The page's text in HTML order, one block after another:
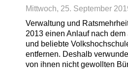
Mittwoch, 25. September
Verwaltung und
2013 einen Anlauf nach
und beliebte
entfernen. Deshalb
von ihnen nicht gewollten